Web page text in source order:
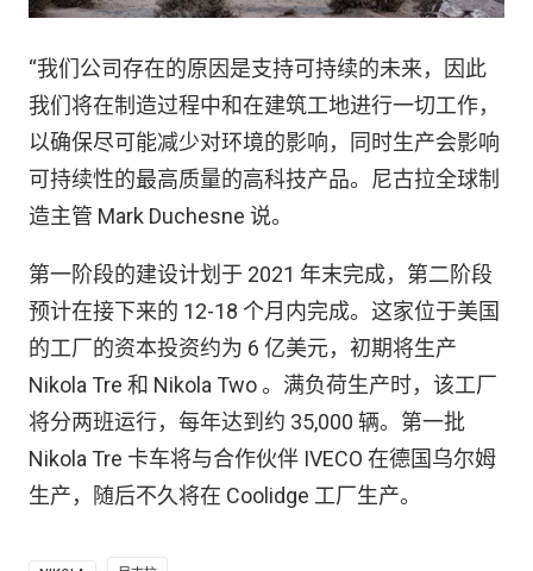
“我们公司存在的原因是支持可持续的未来，因此
我们将在制造过程中和在建筑工地进行一切工作，
以确保尽可能减少对环境的影响，同时生产会影响
可持续性的最高质量的高科技产品。尼古拉全球制
造主管 Mark Duchesne 说。
第一阶段的建设计划于 2021 年末完成，第二阶段
预计在接下来的 12-18 个月内完成。这家位于美国
的工厂的资本投资约为 6 亿美元，初期将生产
Nikola Tre 和 Nikola Two 。满负荷生产时，该工厂
将分两班运行，每年达到约 35,000 辆。第一批
Nikola Tre 卡车将与合作伙伴 IVECO 在德国乌尔姆
生产，随后不久将在 Coolidge 工厂生产。